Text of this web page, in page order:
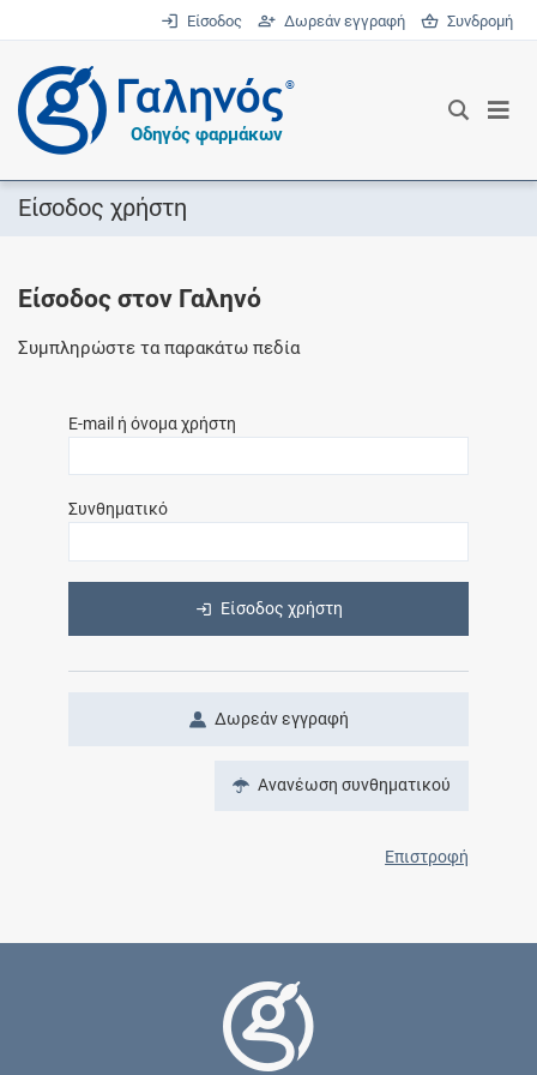
Είσοδος Δωρεάν εγγραφή Συνδρομή
®
Οδηγός φαρμάκων
Είσοδος χρήστη
Είσοδος στον Γαληνό
Συμπληρώστε τα παρακάτω πεδία
E-mail ή όνομα χρήστη
Συνθηματικό
Είσοδος χρήστη
Δωρεάν εγγραφή
Ανανέωση συνθηματικού
Επιστροφή